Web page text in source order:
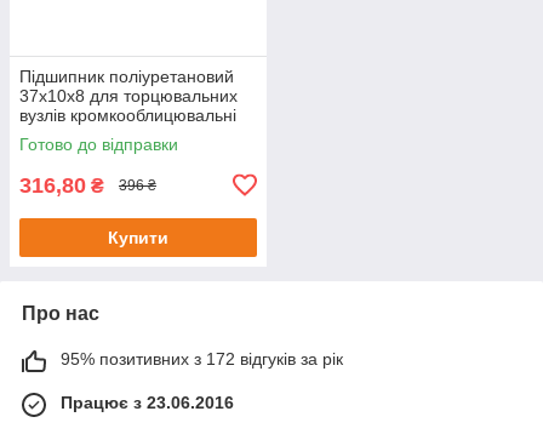
Підшипник поліуретановий
37х10х8 для торцювальних
вузлів кромкооблицювальні
верстатів BIESSE
Готово до відправки
316,80 ₴ 396 ₴
Купити
Про нас
95% позитивних з 172 відгуків за рік
Працює з 23.06.2016